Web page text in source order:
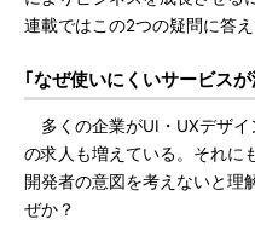
連載ではこの2つの疑問に答え
｢なぜ使いにくいサービス
多くの企業がUI・UXデザイ
の求人も増えている。それに
開発者の意図を考えないと理
ぜか？